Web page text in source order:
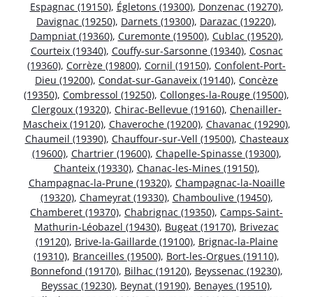
Espagnac (19150), Égletons (19300), Donzenac (19270),
Davignac (19250), Darnets (19300), Darazac (19220),
Dampniat (19360), Curemonte (19500), Cublac (19520),
Courteix (19340), Couffy-sur-Sarsonne (19340), Cosnac
(19360), Corrèze (19800), Cornil (19150), Confolent-Port-
Dieu (19200), Condat-sur-Ganaveix (19140), Concèze
(19350), Combressol (19250), Collonges-la-Rouge (19500),
Clergoux (19320), Chirac-Bellevue (19160), Chenailler-
Mascheix (19120), Chaveroche (19200), Chavanac (19290),
Chaumeil (19390), Chauffour-sur-Vell (19500), Chasteaux
(19600), Chartrier (19600), Chapelle-Spinasse (19300),
Chanteix (19330), Chanac-les-Mines (19150),
Champagnac-la-Prune (19320), Champagnac-la-Noaille
(19320), Chameyrat (19330), Chamboulive (19450),
Chamberet (19370), Chabrignac (19350), Camps-Saint-
Mathurin-Léobazel (19430), Bugeat (19170), Brivezac
(19120), Brive-la-Gaillarde (19100), Brignac-la-Plaine
(19310), Branceilles (19500), Bort-les-Orgues (19110),
Bonnefond (19170), Bilhac (19120), Beyssenac (19230),
Beyssac (19230), Beynat (19190), Benayes (19510),